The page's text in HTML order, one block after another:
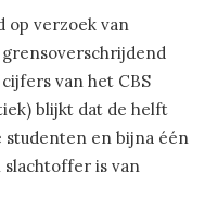
op verzoek van
van het CBS
blijkt dat de helft
en bijna één
is van